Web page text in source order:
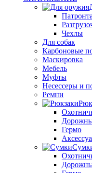
Чехлы
Для собак
Карбоновые
Маскировка
Мебель
Муфты
Несессеры и
Ремни
Гермо